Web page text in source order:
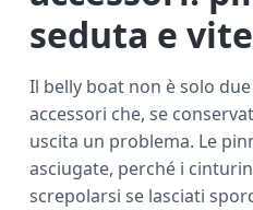
seduta e
Il belly boat non è solo due
accessori che, se
uscita un problema. Le
asciugate, perché i
screpolarsi se lasciati